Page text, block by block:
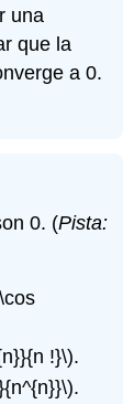
una
que la
a 0.
0. (Pista:
!}\).
.